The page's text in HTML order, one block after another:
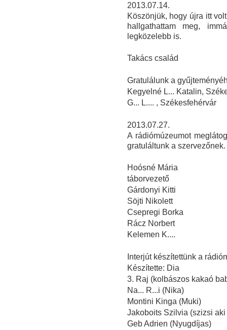
2013.07.14.
Köszönjük, hogy újra itt
hallgathattam meg,
legközelebb is.
Takács család
Gratulálunk a
Kegyelné L... Katalin,
G... L.... , Székesfehérvár
2013.07.27.
A rádiómúzeumot
gratuláltunk a szervezőnek.
Hoósné Mária
táborvezető
Gárdonyi Kitti
Söjti Nikolett
Csepregi Borka
Rácz Norbert
Kelemen K....
Interjút készítettünk a
Készítette: Dia
3. Raj (kolbászos kakaó
Na... R...i (Nika)
Montini Kinga (Muki)
Jakoboits Szilvia (szizsi
Geb Adrien (Nyugdíjas)